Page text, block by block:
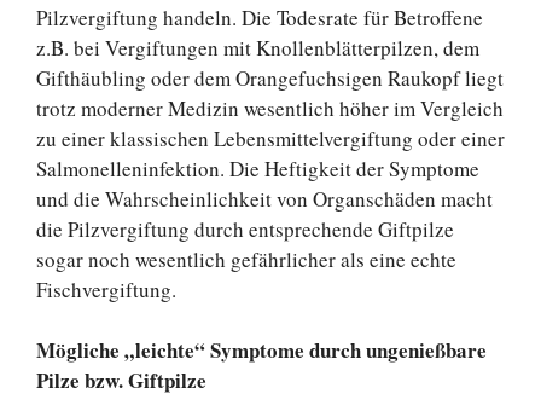
Pilzvergiftung handeln. Die Todesrate für Betroffene
z.B. bei Vergiftungen mit Knollenblätterpilzen, dem
Gifthäubling oder dem Orangefuchsigen Raukopf liegt
trotz moderner Medizin wesentlich höher im Vergleich
zu einer klassischen Lebensmittelvergiftung oder einer
Salmonelleninfektion. Die Heftigkeit der Symptome
und die Wahrscheinlichkeit von Organschäden macht
die Pilzvergiftung durch entsprechende Giftpilze
sogar noch wesentlich gefährlicher als eine echte
Fischvergiftung.
Mögliche „leichte“ Symptome durch ungenießbare
Pilze bzw. Giftpilze